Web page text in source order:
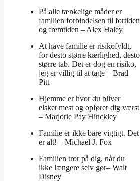
På alle tænkelige måder er
familien forbindelsen til fortiden
og fremtiden – Alex Haley
At have familie er risikofyldt,
for desto større kærlighed, desto
større tab. Det er dog en risiko,
jeg er villig til at tage – Brad
Pitt
Hjemme er hvor du bliver
elsket mest og opfører dig værst
– Marjorie Pay Hinckley
Familie er ikke bare vigtigt. Det
er alt! – Michael J. Fox
Familien tror på dig, når du
ikke længere selv gør– Walt
Disney